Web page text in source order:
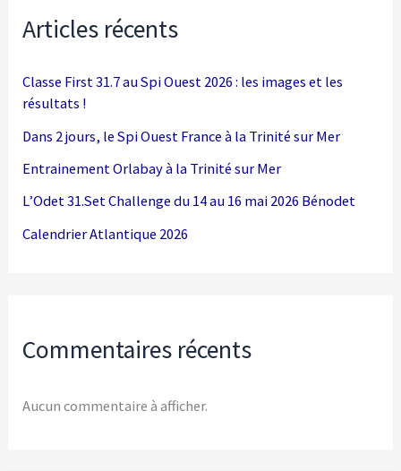
Articles récents
Classe First 31.7 au Spi Ouest 2026 : les images et les
résultats !
Dans 2 jours, le Spi Ouest France à la Trinité sur Mer
Entrainement Orlabay à la Trinité sur Mer
L’Odet 31.Set Challenge du 14 au 16 mai 2026 Bénodet
Calendrier Atlantique 2026
Commentaires récents
Aucun commentaire à afficher.